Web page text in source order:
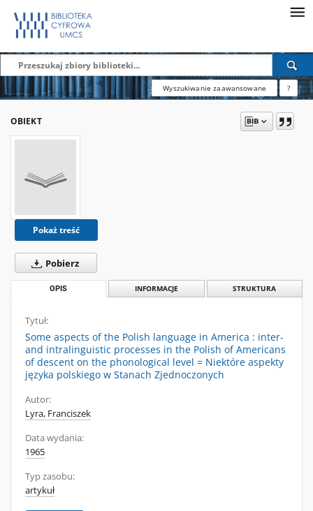
Wyszukiwanie zaawansowane ?
OBIEKT
Pokaż treść
Pobierz
OPIS INFORMACJE STRUKTURA
Tytuł:
Some aspects of the Polish language in America : inter-
and intralinguistic processes in the Polish of Americans
of descent on the phonological level = Niektóre aspekty
języka polskiego w Stanach Zjednoczonych
Autor:
Lyra, Franciszek
Data wydania:
1965
Typ zasobu:
artykuł